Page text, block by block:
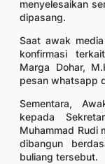
menyelesaikan
dipasang.
Saat awak
konfirmasi
Marga Dohar,
pesan whatsapp
Sementara,
kepada
Muhammad Rudi
dibangun
buliang tersebut.